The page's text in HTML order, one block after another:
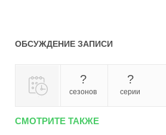
ОБСУЖДЕНИЕ ЗАПИСИ
?
сезонов
?
серии
СМОТРИТЕ ТАКЖЕ